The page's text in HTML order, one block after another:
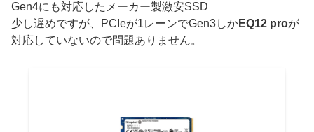
Gen4にも対応したメーカー製激安SSD
少し遅めですが、PCIeが1レーンでGen3しかEQ12 proが
対応していないので問題ありません。